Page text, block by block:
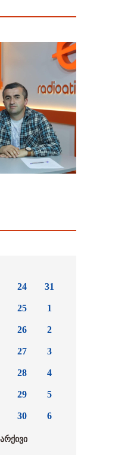
24
25
26
27
28
29
30
31
1
2
3
4
5
6